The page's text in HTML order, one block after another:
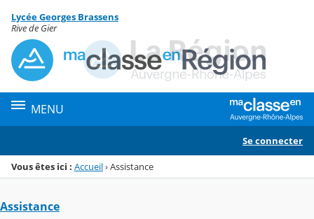
Menu de la rubrique
Contenu
Lycée Georges Brassens
Rive de Gier
MENU
Se connecter
Vous êtes ici : Accueil›Assistance
Assistance